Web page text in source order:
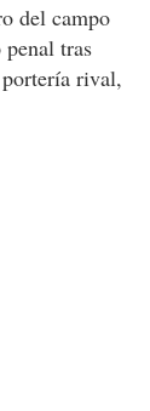
del campo
tras
rival,